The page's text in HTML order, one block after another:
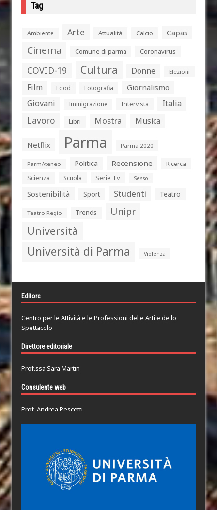
Tag
Ambiente Arte Attualità Calcio Capas
Cinema Comune di parma Coronavirus
COVID-19 Cultura Donne Elezioni
Film Food Fotografia Giornalismo
Giovani Immigrazione Intervista Italia
Lavoro Libri Mostra Musica
Netflix Parma Parma 2020
ParmAteneo Politica Recensione
Ricerca
Scienza
Scuola Serie Tv Sesso
Sostenibilità Sport Studenti Teatro
Teatro Regio Trends Unipr
Università
Università di Parma Violenza
Editore
Centro per le Attività e le Professioni delle Arti e dello
Spettacolo
Direttore editoriale
Prof.ssa Sara Martin
Consulente web
Prof. Andrea Pescetti